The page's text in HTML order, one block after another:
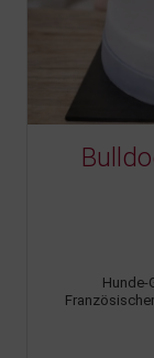
Hunde-